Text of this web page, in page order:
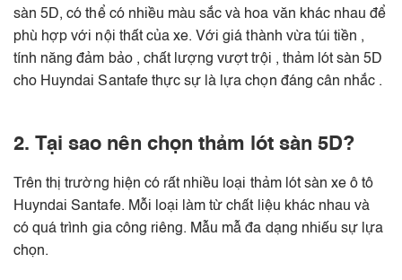
sàn 5D, có thể có nhiều màu sắc và hoa văn khác nhau để
phù hợp với nội thất của xe. Với giá thành vừa túi tiền ,
tính năng đảm bảo , chất lượng vượt trội , thảm lót sàn 5D
cho Huyndai Santafe thực sự là lựa chọn đáng cân nhắc .
2. Tại sao nên chọn thảm lót sàn 5D?
Trên thị trường hiện có rất nhiều loại thảm lót sàn xe ô tô
Huyndai Santafe. Mỗi loại làm từ chất liệu khác nhau và
có quá trình gia công riêng. Mẫu mẫ đa dạng nhiếu sự lựa
chọn.